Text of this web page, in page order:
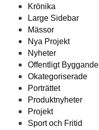
Krönika
Large Sidebar
Mässor
Nya Projekt
Nyheter
Offentligt Byggande
Okategoriserade
Porträttet
Produktnyheter
Projekt
Sport och Fritid